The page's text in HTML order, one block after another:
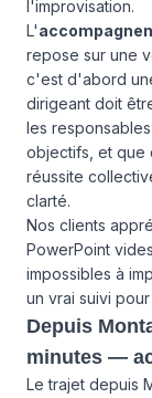
l'improvisation.
L'
repose sur une
c'est d'abord
dirigeant doit
les
objectifs, et que
réussite
clarté.
Nos clients
PowerPoint
impossibles à
un vrai suivi
Depuis
minutes —
Le trajet depuis